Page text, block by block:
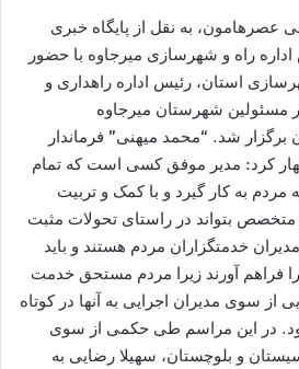
به نقل از پایگاه خبری
اداره راه و شهرسازی میرجاوه با حضور
استان، رئیس اداره راهداری و
مسئولین شهرستان میرجاوه
برگزار شد. “محمد میهنی” فرماندار
کرد: مدیر موفق کسی است که تمام
به کار گیرد و با کمک و تربیت
متخصص بتواند در راستای تحولات مثبت
خدمتگزاران مردم هستند و باید
فراهم آورند زیرا مردم مستحق خدمت
از سوی مدیران اجرایی به آنها در کوتاه
در این مراسم طی حکمی از سوی
و بلوچستان، سهیلا رضایی به